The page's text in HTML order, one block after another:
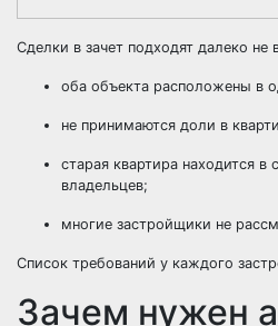
Сделки в зачет подходят далеко
оба объекта расположены в
не принимаются доли в
старая квартира находится в
владельцев;
многие застройщики не
Список требований у каждого
Зачем нужен